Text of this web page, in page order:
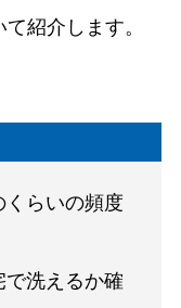
紹介します。
らいの頻度
洗えるか確